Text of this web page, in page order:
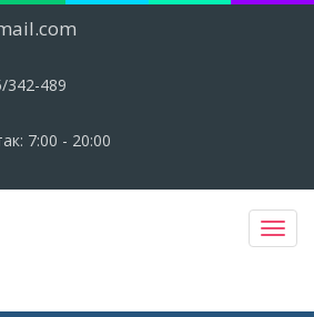
342-489
7:00 - 20:00